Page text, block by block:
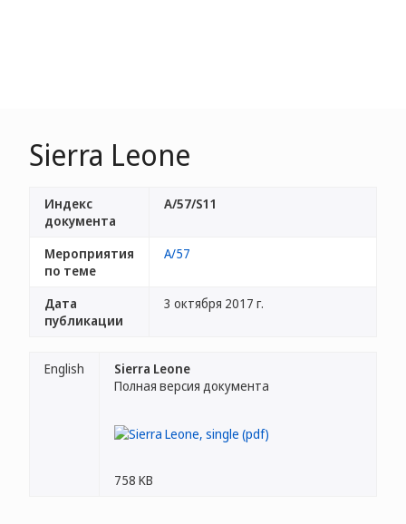
Sierra Leone
Индекс
документа
A/57/S11
Мероприятия
по теме
A/57
Дата
публикации
3 октября 2017 г.
English
Sierra Leone
Полная версия документа
758 KB